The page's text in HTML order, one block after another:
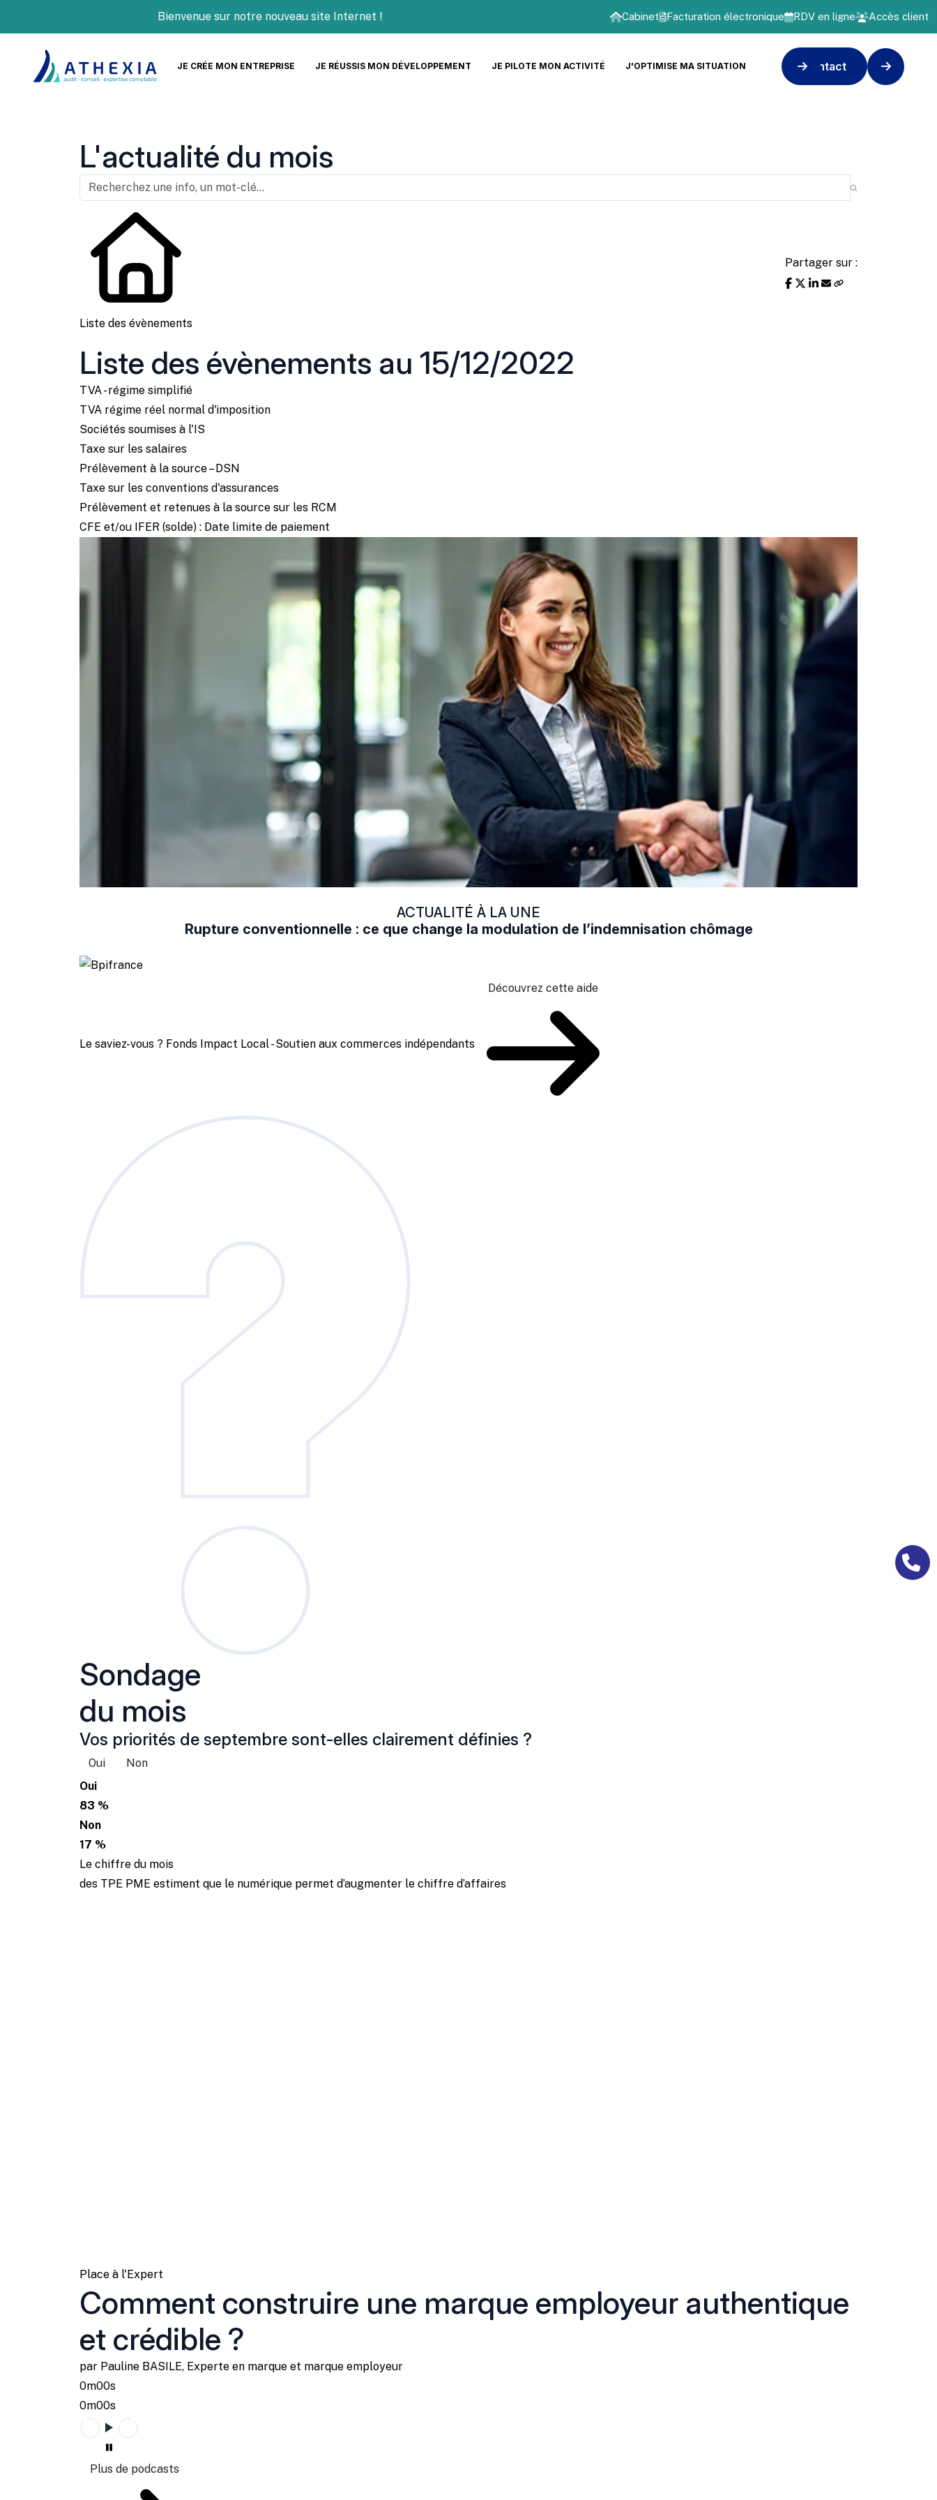
Bienvenue sur notre nouveau site Internet ! Cabinet Facturation électronique RDV en ligne Accès client
JE CRÉE MON ENTREPRISE JE RÉUSSIS MON DÉVELOPPEMENT JE PILOTE MON ACTIVITÉ J'OPTIMISE MA SITUATION Contact
L'actualité du mois
Liste des évènements
Partager sur :
Liste des évènements au 15/12/2022
TVA - régime simplifié
TVA régime réel normal d'imposition
Sociétés soumises à l'IS
Taxe sur les salaires
Prélèvement à la source – DSN
Taxe sur les conventions d'assurances
Prélèvement et retenues à la source sur les RCM
CFE et/ou IFER (solde) : Date limite de paiement
ACTUALITÉ À LA UNE
Rupture conventionnelle : ce que change la modulation de l’indemnisation chômage
Le saviez-vous ? Fonds Impact Local - Soutien aux commerces indépendants
Découvrez cette aide
Sondage
du mois
Vos priorités de septembre sont-elles clairement définies ?
Oui
Non
Oui
83 %
Non
17 %
Le chiffre du mois
des TPE PME estiment que le numérique permet d’augmenter le chiffre d’affaires
Place à l'Expert
Comment construire une marque employeur authentique
et crédible ?
par Pauline BASILE, Experte en marque et marque employeur
0m00s
0m00s
Plus de podcasts